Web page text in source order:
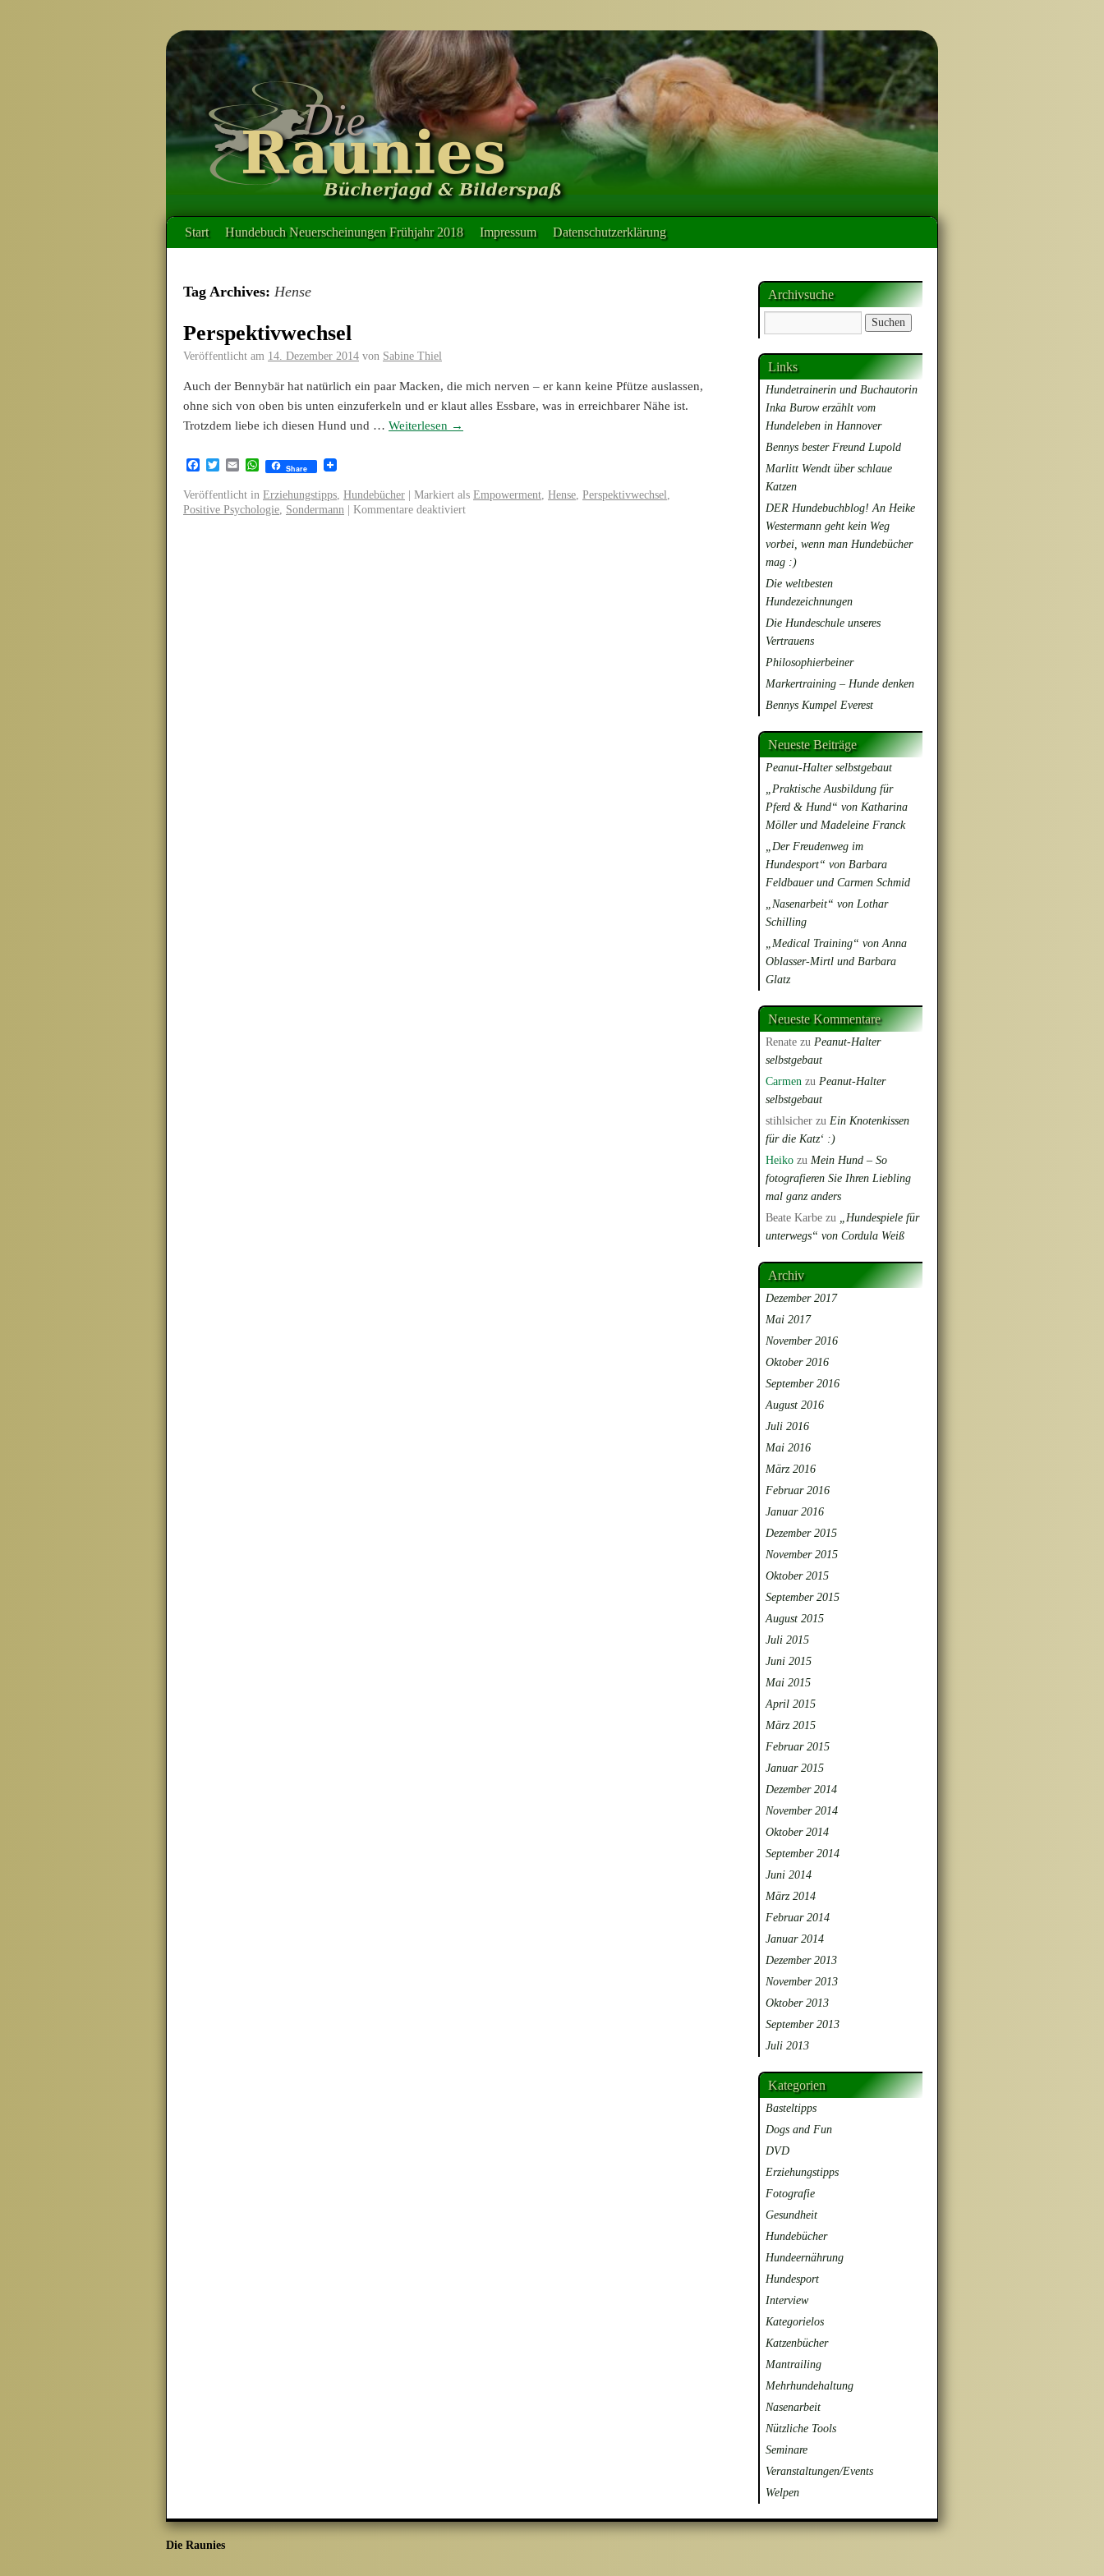
Start Hundebuch Neuerscheinungen Frühjahr 2018 Impressum Datenschutzerklärung
Tag Archives: Hense
Perspektivwechsel
Veröffentlicht am 14. Dezember 2014 von Sabine Thiel
Auch der Bennybär hat natürlich ein paar Macken, die mich nerven – er kann keine Pfütze auslassen,
ohne sich von oben bis unten einzuferkeln und er klaut alles Essbare, was in erreichbarer Nähe ist.
Trotzdem liebe ich diesen Hund und … Weiterlesen →
Facebook
TwitterEmailWhatsApp
Share
Veröffentlicht in Erziehungstipps, Hundebücher Markiert als Empowerment, Hense, Perspektivwechsel,
Positive Psychologie, Sondermann Kommentare deaktiviert
Archivsuche
Links
Hundetrainerin und Buchautorin
Inka Burow erzählt vom
Hundeleben in Hannover
Bennys bester Freund Lupold
Marlitt Wendt über schlaue
Katzen
DER Hundebuchblog! An Heike
Westermann geht kein Weg
vorbei, wenn man Hundebücher
mag :)
Die weltbesten
Hundezeichnungen
Die Hundeschule unseres
Vertrauens
Philosophierbeiner
Markertraining – Hunde denken
Bennys Kumpel Everest
Neueste Beiträge
Peanut-Halter selbstgebaut
„Praktische Ausbildung für
Pferd & Hund“ von Katharina
Möller und Madeleine Franck
„Der Freudenweg im
Hundesport“ von Barbara
Feldbauer und Carmen Schmid
„Nasenarbeit“ von Lothar
Schilling
„Medical Training“ von Anna
Oblasser-Mirtl und Barbara
Glatz
Neueste Kommentare
Renate zu Peanut-Halter
selbstgebaut
Carmen zu Peanut-Halter
selbstgebaut
stihlsicher zu Ein Knotenkissen
für die Katz‘ :)
Heiko zu Mein Hund – So
fotografieren Sie Ihren Liebling
mal ganz anders
Beate Karbe zu „Hundespiele für
unterwegs“ von Cordula Weiß
Archiv
Dezember 2017
Mai 2017
November 2016
Oktober 2016
September 2016
August 2016
Juli 2016
Mai 2016
März 2016
Februar 2016
Januar 2016
Dezember 2015
November 2015
Oktober 2015
September 2015
August 2015
Juli 2015
Juni 2015
Mai 2015
April 2015
März 2015
Februar 2015
Januar 2015
Dezember 2014
November 2014
Oktober 2014
September 2014
Juni 2014
März 2014
Februar 2014
Januar 2014
Dezember 2013
November 2013
Oktober 2013
September 2013
Juli 2013
Kategorien
Basteltipps
Dogs and Fun
DVD
Erziehungstipps
Fotografie
Gesundheit
Hundebücher
Hundeernährung
Hundesport
Interview
Kategorielos
Katzenbücher
Mantrailing
Mehrhundehaltung
Nasenarbeit
Nützliche Tools
Seminare
Veranstaltungen/Events
Welpen
Die Raunies